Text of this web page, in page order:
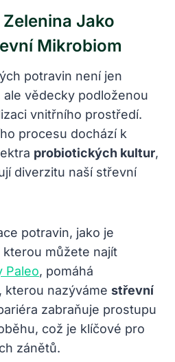
Jako
Mikrobiom
potravin není jen
vědecky podloženou
vnitřního prostředí.
procesu dochází k
probiotických kultur,
diverzitu naší střevní
potravin, jako je
můžete najít
Paleo, pomáhá
kterou nazýváme střevní
zabraňuje prostupu
což je klíčové pro
zánětů.